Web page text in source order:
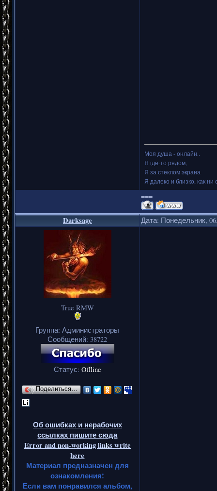
Моя душа - онлайн..
Я где-то рядом,
Я за стеклом экрана
Я далеко и близко, как ни
===
Darksage Дата: Понедельник,
True RMW
Группа: Администраторы
Сообщений: 38722
Статус: Offline
Поделиться…
Об ошибках и нерабочих
ссылках пишите сюда
Error and non-working links write
here
Материал предназначен для
ознакомления!
Если вам понравился альбом,